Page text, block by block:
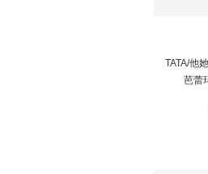
TATA/他
芭蕾